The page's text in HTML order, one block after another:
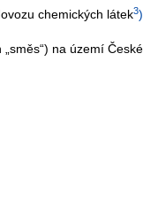
chemických látek3)
„směs“) na území